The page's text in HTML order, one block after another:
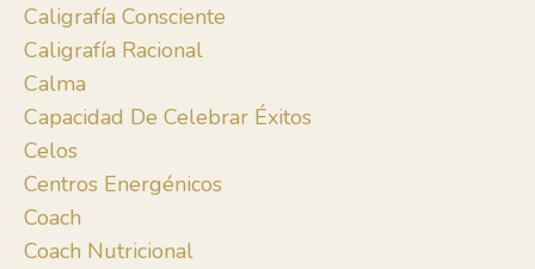
Caligrafía Consciente
Caligrafía Racional
Calma
Capacidad De Celebrar Éxitos
Celos
Centros Energénicos
Coach
Coach Nutricional